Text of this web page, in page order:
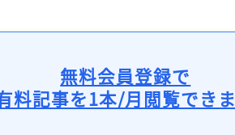
無料会員登録で
料記事を1本/月閲覧でき